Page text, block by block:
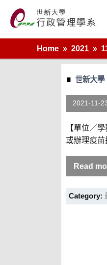
content
世新大學行政管理學系網站
Home 2021
世新大學
2021-11-
【單位／
或辦理疫
Read
Category: